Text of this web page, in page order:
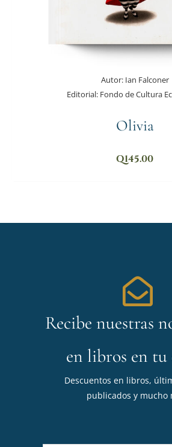
Autor:Ian Falconer
Editorial:Fondo de Cultura
Olivia
Q145.00
Recibe nuestras
en libros en tu
Descuentos en libros,
publicados y mucho